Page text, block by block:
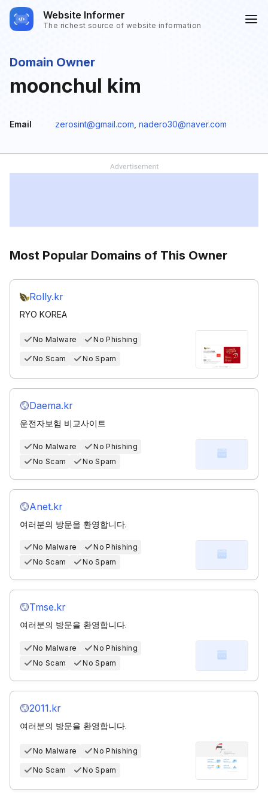
Website Informer
The richest source of website information
Domain Owner
moonchul kim
Email zerosint@gmail.com nadero30@naver.com
Most Popular Domains of This Owner
Rolly.kr
RYO KOREA
No Malware No Phishing
No Scam No Spam
Daema.kr
운전자보험 비교사이트
No Malware
No Phishing
No Scam
No Spam
Anet.kr
여러분의 방문을 환영합니다.
No Malware
No Phishing
No Scam
No Spam
Tmse.kr
여러분의 방문을 환영합니다.
No Malware
No Phishing
No Scam
No Spam
2011.kr
여러분의 방문을 환영합니다.
No Malware No Phishing
No Scam No Spam